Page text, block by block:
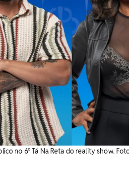
no 6º Tá Na Reta do reality show.